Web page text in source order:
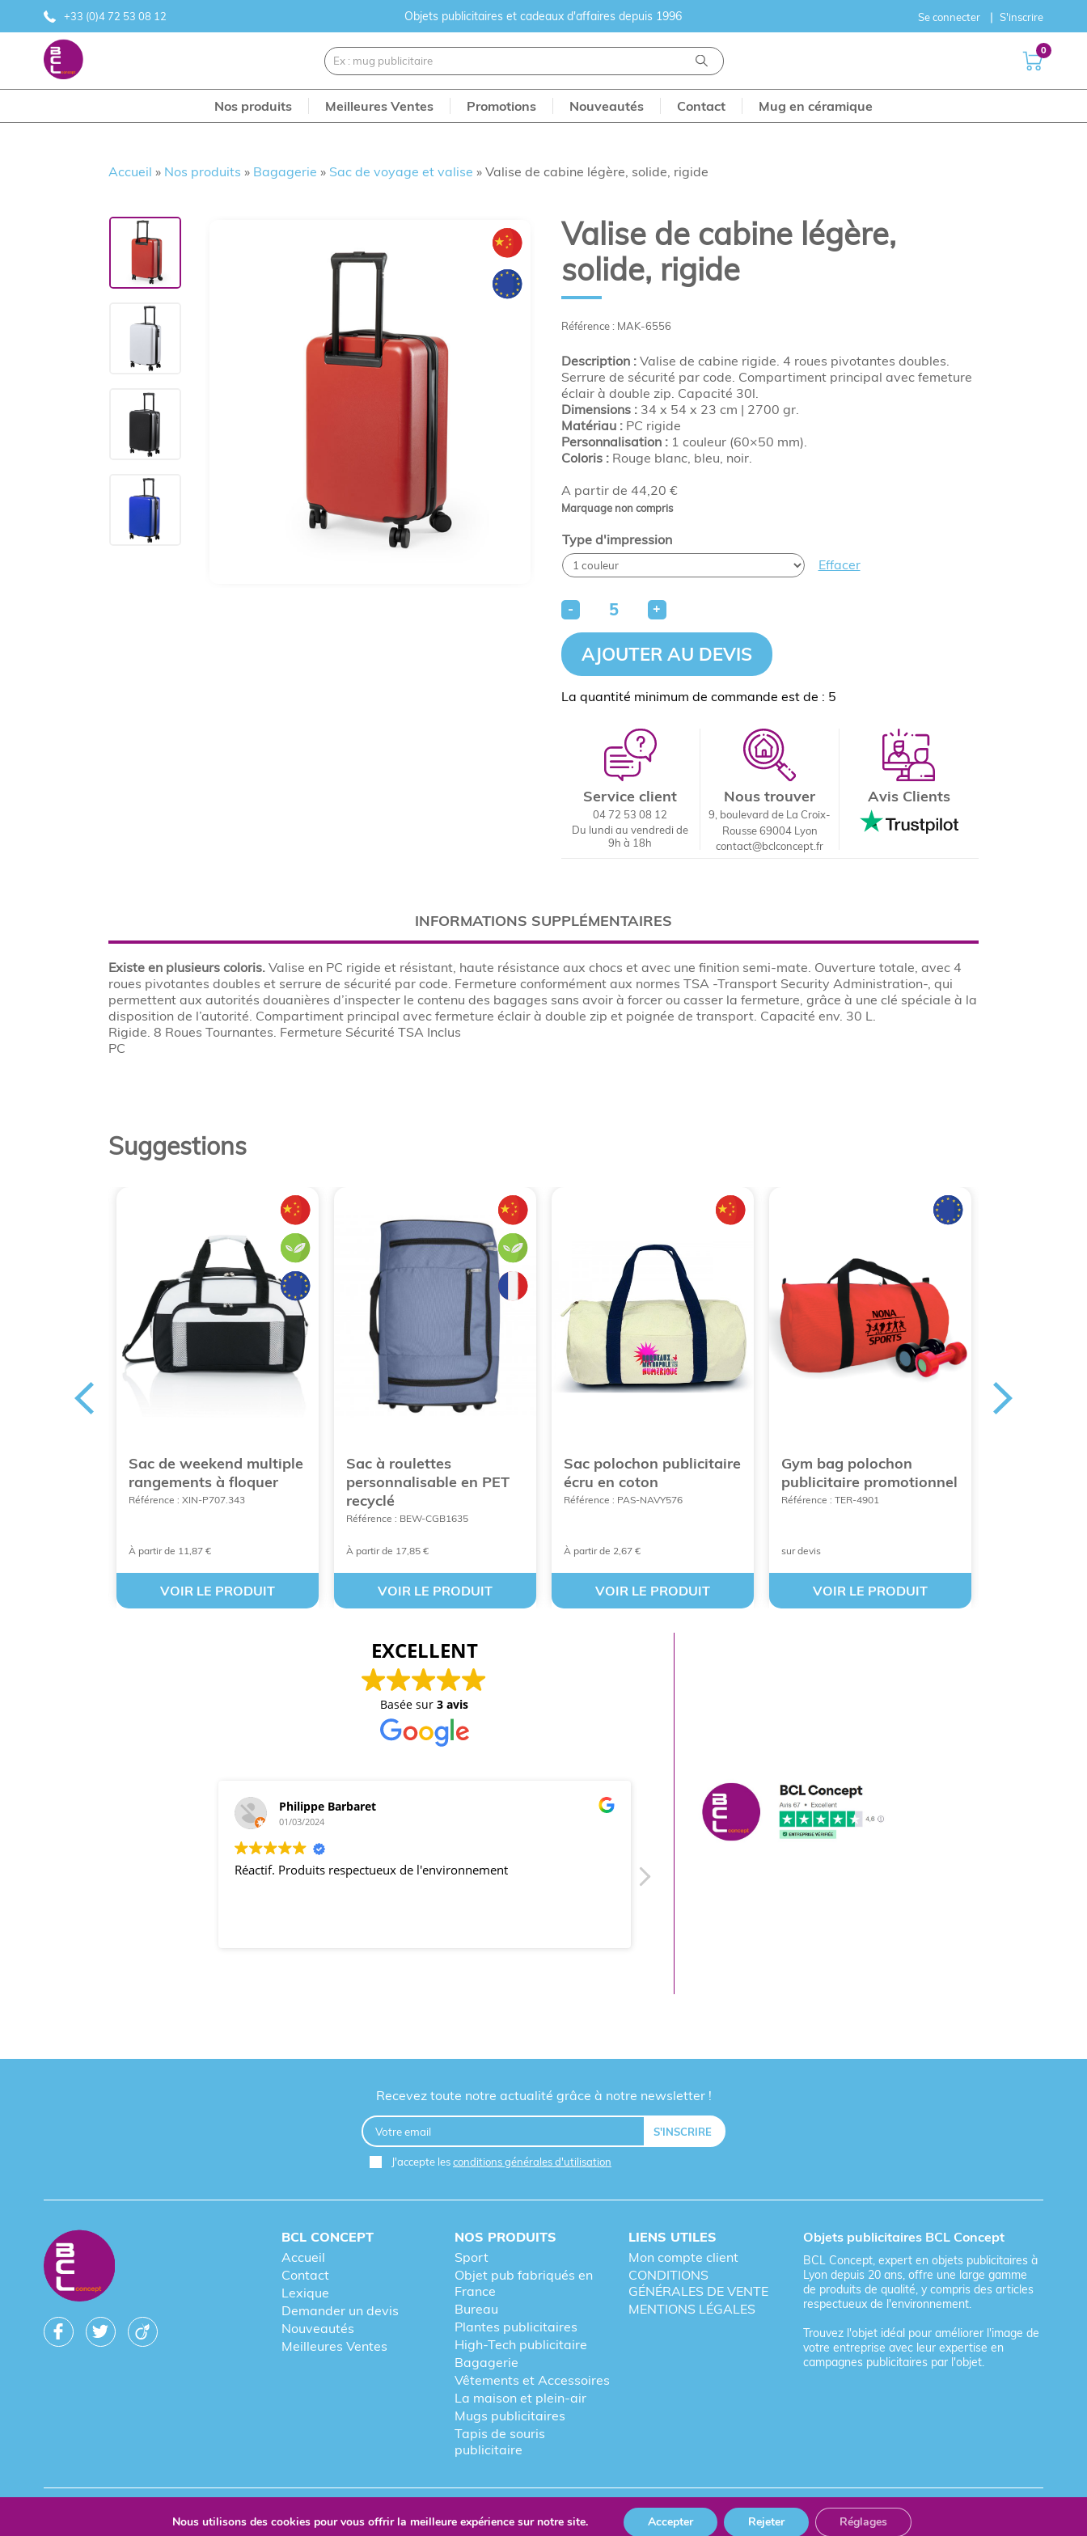
+33 (0)4 72 53 08 12 Objets publicitaires et cadeaux d'affaires depuis 1996 Se connecter S'inscrire
0
Nos produits Meilleures Ventes Promotions Nouveautés Contact Mug en céramique
Accueil » Nos produits » Bagagerie » Sac de voyage et valise »Valise de cabine légère, solide, rigide
Référence : MAK-6556
A partir de 44,20 €
Marquage non compris
Valise de cabine légère,
solide, rigide
Description :Valise de cabine rigide. 4 roues pivotantes doubles.
Serrure de sécurité par code. Compartiment principal avec femeture
éclair à double zip. Capacité 30l.
Dimensions :34 x 54 x 23 cm | 2700 gr.
Matériau :PC rigide
Personnalisation :1 couleur (60×50 mm).
Coloris :Rouge blanc, bleu, noir.
Type d'impression
Effacer
- +
AJOUTER AU DEVIS
La quantité minimum de commande est de : 5
Service client
04 72 53 08 12
Du lundi au vendredi de
9h à 18h
Nous trouver
9, boulevard de La Croix-
Rousse 69004 Lyon
contact@bclconcept.fr
Avis Clients
INFORMATIONS SUPPLÉMENTAIRES
Existe en plusieurs coloris. Valise en PC rigide et résistant, haute résistance aux chocs et avec une finition semi-mate. Ouverture totale, avec 4
roues pivotantes doubles et serrure de sécurité par code. Fermeture conformément aux normes TSA -Transport Security Administration-, qui
permettent aux autorités douanières d’inspecter le contenu des bagages sans avoir à forcer ou casser la fermeture, grâce à une clé spéciale à la
disposition de l’autorité. Compartiment principal avec fermeture éclair à double zip et poignée de transport. Capacité env. 30 L.
Rigide. 8 Roues Tournantes. Fermeture Sécurité TSA Inclus
PC
Suggestions
Sac de weekend multiple
rangements à floquer
Référence : XIN-P707.343
À partir de 11,87 €
VOIR LE PRODUIT
Sac à roulettes
personnalisable en PET
recyclé
Référence : BEW-CGB1635
À partir de 17,85 €
VOIR LE PRODUIT
Sac polochon publicitaire
écru en coton
Référence : PAS-NAVY576
À partir de 2,67 €
VOIR LE PRODUIT
Gym bag polochon
publicitaire promotionnel
Référence : TER-4901
sur devis
VOIR LE PRODUIT
EXCELLENT
Basée sur3 avis
Philippe Barbaret
01/03/2024
Réactif. Produits respectueux de l'environnement
marcus leleu
21/03/2018
Recevez toute notre actualité grâce à notre newsletter !
J'accepte lesconditions générales d'utilisation
BCL CONCEPT
Accueil
Contact
Lexique
Demander un devis
Nouveautés
Meilleures Ventes
NOS PRODUITS
Sport
Objet pub fabriqués en
France
Bureau
Plantes publicitaires
High-Tech publicitaire
Bagagerie
Vêtements et Accessoires
La maison et plein-air
Mugs publicitaires
Tapis de souris
publicitaire
LIENS UTILES
Mon compte client
CONDITIONS
GÉNÉRALES DE VENTE
MENTIONS LÉGALES
Objets publicitaires BCL Concept
BCL Concept, expert en objets publicitaires à
Lyon depuis 20 ans, offre une large gamme
de produits de qualité, y compris des articles
respectueux de l'environnement.
Trouvez l'objet idéal pour améliorer l'image de
votre entreprise avec leur expertise en
campagnes publicitaires par l'objet.
Nous utilisons des cookies pour vous offrir la meilleure expérience sur notre site. Accepter Rejeter Réglages